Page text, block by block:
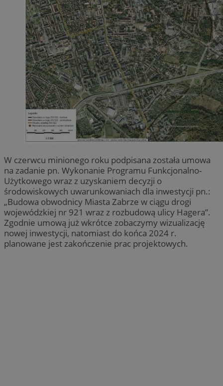
W czerwcu minionego roku podpisana została umowa
na zadanie pn. Wykonanie Programu Funkcjonalno-
Użytkowego wraz z uzyskaniem decyzji o
środowiskowych uwarunkowaniach dla inwestycji pn.:
„Budowa obwodnicy Miasta Zabrze w ciągu drogi
wojewódzkiej nr 921 wraz z rozbudową ulicy Hagera”.
Zgodnie umową już wkrótce zobaczymy wizualizację
nowej inwestycji, natomiast do końca 2024 r.
planowane jest zakończenie prac projektowych.